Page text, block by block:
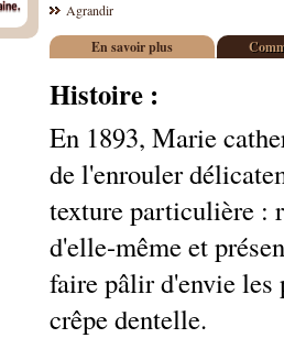
Agrandir
En savoir plus
Histoire :
En 1893, Marie
de l'enrouler
texture particulière :
d'elle-même et
faire pâlir d'envie
crêpe dentelle.